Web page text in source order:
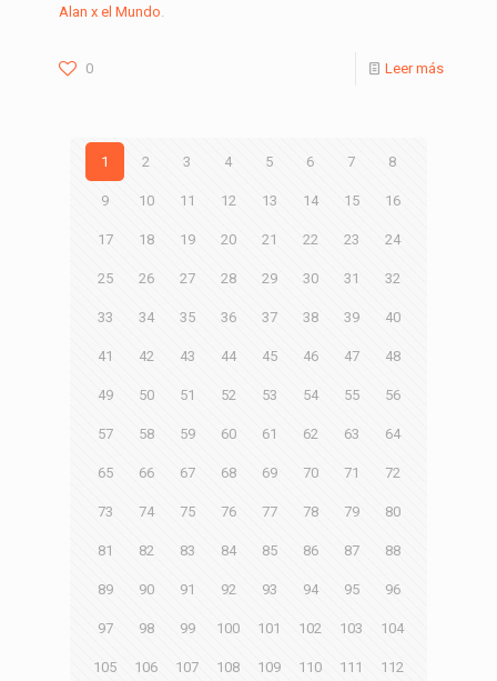
Alan x el Mundo
0 Leer más
1 2 3 4 5 6 7 8
9 10 11 12 13 14 15 16
17 18 19 20 21 22 23 24
25 26 27 28 29 30 31 32
33 34 35 36 37 38 39 40
41 42 43 44 45 46 47 48
49 50 51 52 53 54 55 56
57 58 59 60 61 62 63 64
65 66 67 68 69 70 71 72
73 74 75 76 77 78 79 80
81 82 83 84 85 86 87 88
89 90 91 92 93 94 95 96
97 98 99 100 101 102 103 104
105 106 107 108 109 110 111 112